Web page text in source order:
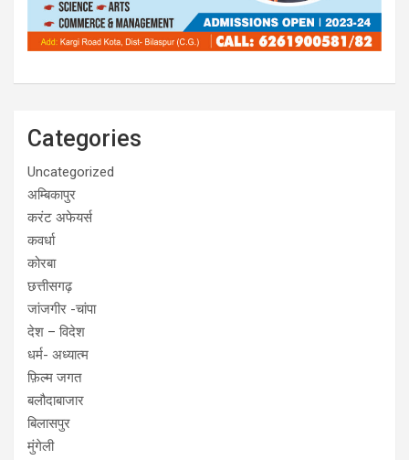
Categories
Uncategorized
अम्बिकापुर
करंट अफेयर्स
कवर्धा
कोरबा
छत्तीसगढ़
जांजगीर -चांपा
देश – विदेश
धर्म- अध्यात्म
फ़िल्म जगत
बलौदाबाजार
बिलासपुर
मुंगेली